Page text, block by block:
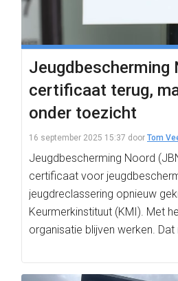
Jeugdbescherming
certificaat terug,
onder toezicht
16 september 2025 15:37 door Tom
Jeugdbescherming Noord
certificaat voor
jeugdreclassering opnieuw
Keurmerkinstituut (KMI). Met
organisatie blijven werken.